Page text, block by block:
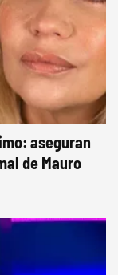
aseguran
de Mauro